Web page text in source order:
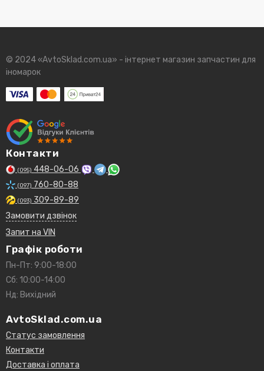
© 2024 «AvtoSklad.com.ua» - інтернет магазин запчастин для
іномарок
Контакти
(095) 448-06-06
(097) 760-80-88
(093) 309-89-89
Замовити дзвінок
Запит на VIN
Графік роботи
Пн-Пт: 9:00-18:00
Сб: 10:00-14:00
Нд: Вихідний
AvtoSklad.com.ua
Статус замовлення
Контакти
Доставка і оплата